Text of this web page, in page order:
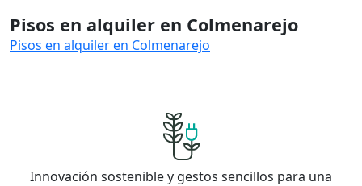
Pisos en alquiler en Colmenarejo
Pisos en alquiler en Colmenarejo
Innovación sostenible y gestos sencillos para una